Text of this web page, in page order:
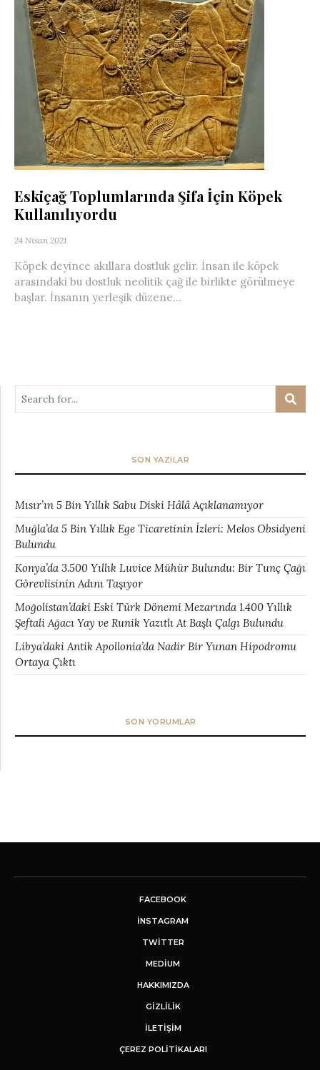
Eskiçağ Toplumlarında Şifa İçin Köpek
Kullanılıyordu
24 Nisan 2021
Köpek deyince akıllara dostluk gelir. İnsan ile köpek
arasındaki bu dostluk neolitik çağ ile birlikte görülmeye
başlar. İnsanın yerleşik düzene...
SON YAZILAR
Mısır’ın 5 Bin Yıllık Sabu Diski Hâlâ Açıklanamıyor
Muğla’da 5 Bin Yıllık Ege Ticaretinin İzleri: Melos Obsidyeni
Bulundu
Konya’da 3.500 Yıllık Luvice Mühür Bulundu: Bir Tunç Çağı
Görevlisinin Adını Taşıyor
Moğolistan’daki Eski Türk Dönemi Mezarında 1.400 Yıllık
Şeftali Ağacı Yay ve Runik Yazıtlı At Başlı Çalgı Bulundu
Libya’daki Antik Apollonia’da Nadir Bir Yunan Hipodromu
Ortaya Çıktı
SON YORUMLAR
FACEBOOK
INSTAGRAM
TWITTER
MEDIUM
HAKKIMIZDA
GİZLİLİK
İLETIŞIM
ÇEREZ POLITIKALARI